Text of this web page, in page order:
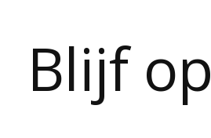
Blijf